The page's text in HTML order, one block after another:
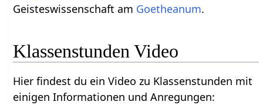
Geisteswissenschaft am Goetheanum.
Klassenstunden Video
Hier findest du ein Video zu Klassenstunden mit
einigen Informationen und Anregungen: